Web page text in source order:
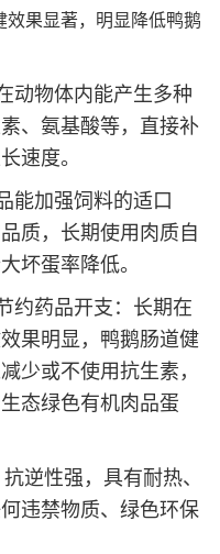
效果显著，明显降低鸭鹅
动物体内能产生多种
、氨基酸等，直接补
速度。
能加强饲料的适口
质，长期使用肉质自
坏蛋率降低。
约药品开支：长期在
果明显，鸭鹅肠道健
少或不使用抗生素，
态绿色有机肉品蛋
逆性强，具有耐热、
违禁物质、绿色环保